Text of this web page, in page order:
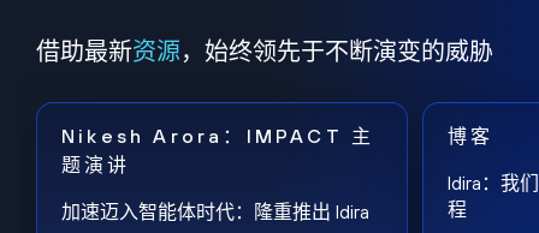
借助最新资源，始终领先于不断演变的威胁
Nikesh Arora：IMPACT 主
题演讲
加速迈入智能体时代：隆重推出 Idira
博客
Idira：我
程